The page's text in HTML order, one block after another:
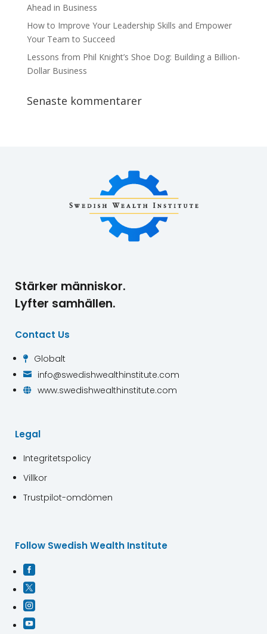
Ahead in Business
How to Improve Your Leadership Skills and Empower
Your Team to Succeed
Lessons from Phil Knight’s Shoe Dog: Building a Billion-
Dollar Business
Senaste kommentarer
Stärker människor.
Lyfter samhällen.
Contact Us
 Globalt
 info@swedishwealthinstitute.com
 www.swedishwealthinstitute.com
Legal
Integritetspolicy
Villkor
Trustpilot-omdömen
Follow Swedish Wealth Institute



